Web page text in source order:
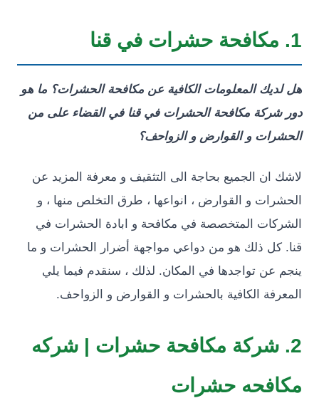
المعلومات الكافية عن مكافحة الحشرات؟ ما هو
مكافحة الحشرات في قنا في القضاء على من
و القوارض و الزواحف؟
الجميع بحاجة الى التثقيف و معرفة المزيد عن
و القوارض ، انواعها ، طرق التخلص منها ، و
المتخصصة في مكافحة و ابادة الحشرات في
ذلك هو من دواعي مواجهة أضرار الحشرات و ما
تواجدها في المكان. لذلك ، سنقدم فيما يلي
الكافية بالحشرات و القوارض و الزواحف.
شركة مكافحة حشرات | شركه
حشرات